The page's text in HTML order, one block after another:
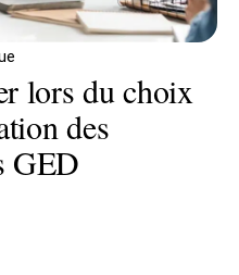
lors du choix
des
GED